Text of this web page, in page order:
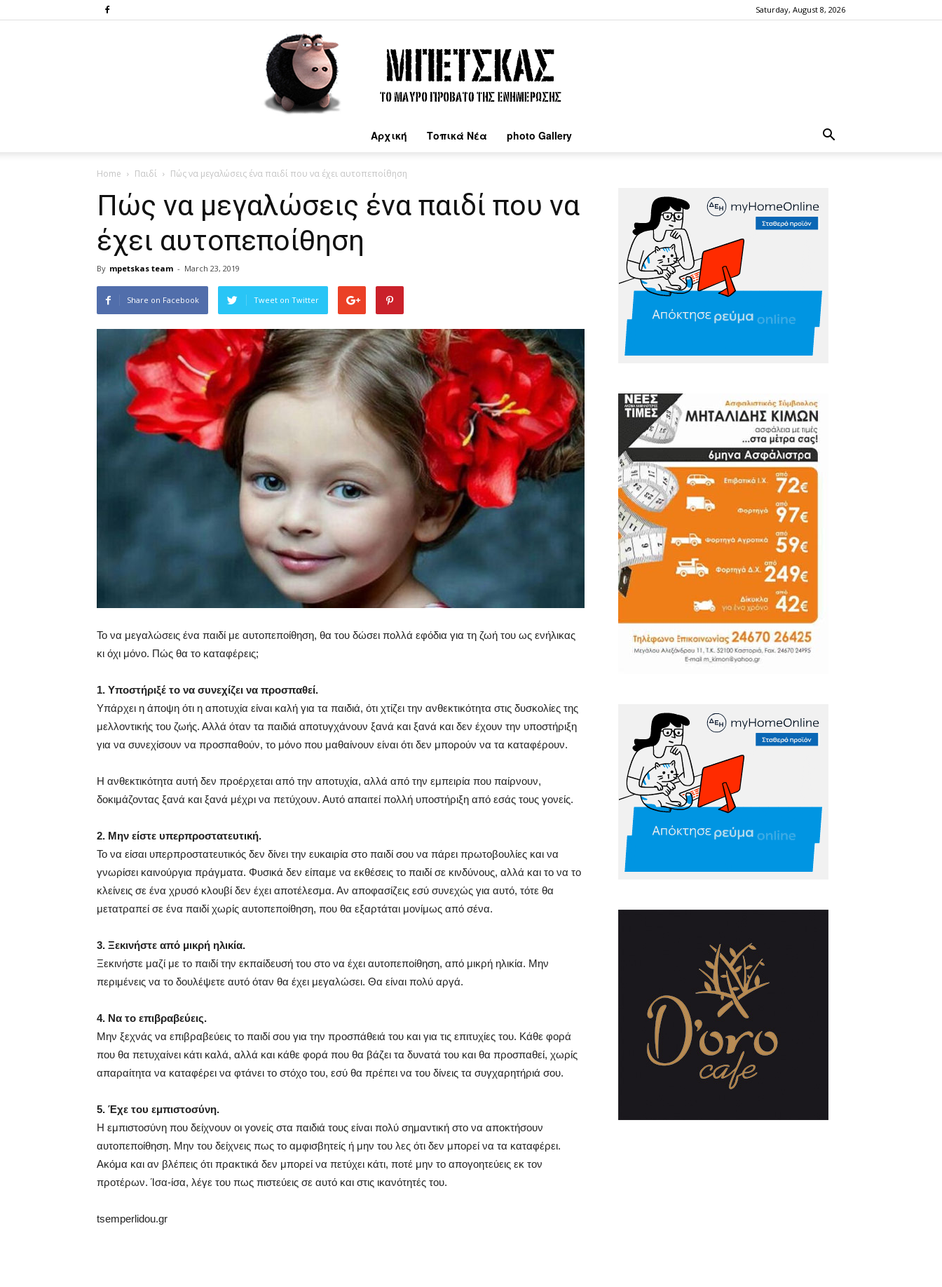
Saturday, August 8, 2026
Αρχική Τοπικά Νέα photo Gallery
Home Παιδί Πώς να μεγαλώσεις ένα παιδί που να έχει αυτοπεποίθηση
Πώς να μεγαλώσεις ένα παιδί που να
έχει αυτοπεποίθηση
By mpetskas team - March 23, 2019
Share on Facebook Tweet on Twitter
Το να μεγαλώσεις ένα παιδί με αυτοπεποίθηση, θα του δώσει πολλά εφόδια για τη ζωή του ως ενήλικας
κι όχι μόνο. Πώς θα το καταφέρεις;
1. Υποστήριξέ το να συνεχίζει να προσπαθεί.
Υπάρχει η άποψη ότι η αποτυχία είναι καλή για τα παιδιά, ότι χτίζει την ανθεκτικότητα στις δυσκολίες της
μελλοντικής του ζωής. Αλλά όταν τα παιδιά αποτυγχάνουν ξανά και ξανά και δεν έχουν την υποστήριξη
για να συνεχίσουν να προσπαθούν, το μόνο που μαθαίνουν είναι ότι δεν μπορούν να τα καταφέρουν.
Η ανθεκτικότητα αυτή δεν προέρχεται από την αποτυχία, αλλά από την εμπειρία που παίρνουν,
δοκιμάζοντας ξανά και ξανά μέχρι να πετύχουν. Αυτό απαιτεί πολλή υποστήριξη από εσάς τους γονείς.
2. Μην είστε υπερπροστατευτική.
Το να είσαι υπερπροστατευτικός δεν δίνει την ευκαιρία στο παιδί σου να πάρει πρωτοβουλίες και να
γνωρίσει καινούργια πράγματα. Φυσικά δεν είπαμε να εκθέσεις το παιδί σε κινδύνους, αλλά και το να το
κλείνεις σε ένα χρυσό κλουβί δεν έχει αποτέλεσμα. Αν αποφασίζεις εσύ συνεχώς για αυτό, τότε θα
μετατραπεί σε ένα παιδί χωρίς αυτοπεποίθηση, που θα εξαρτάται μονίμως από σένα.
3. Ξεκινήστε από μικρή ηλικία.
Ξεκινήστε μαζί με το παιδί την εκπαίδευσή του στο να έχει αυτοπεποίθηση, από μικρή ηλικία. Μην
περιμένεις να το δουλέψετε αυτό όταν θα έχει μεγαλώσει. Θα είναι πολύ αργά.
4. Να το επιβραβεύεις.
Μην ξεχνάς να επιβραβεύεις το παιδί σου για την προσπάθειά του και για τις επιτυχίες του. Κάθε φορά
που θα πετυχαίνει κάτι καλά, αλλά και κάθε φορά που θα βάζει τα δυνατά του και θα προσπαθεί, χωρίς
απαραίτητα να καταφέρει να φτάνει το στόχο του, εσύ θα πρέπει να του δίνεις τα συγχαρητήριά σου.
5. Έχε του εμπιστοσύνη.
Η εμπιστοσύνη που δείχνουν οι γονείς στα παιδιά τους είναι πολύ σημαντική στο να αποκτήσουν
αυτοπεποίθηση. Μην του δείχνεις πως το αμφισβητείς ή μην του λες ότι δεν μπορεί να τα καταφέρει.
Ακόμα και αν βλέπεις ότι πρακτικά δεν μπορεί να πετύχει κάτι, ποτέ μην το απογοητεύεις εκ τον
προτέρων. Ίσα-ίσα, λέγε του πως πιστεύεις σε αυτό και στις ικανότητές του.
tsemperlidou.gr